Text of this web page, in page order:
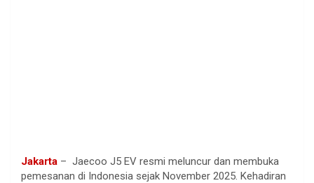
Jakarta – Jaecoo J5 EV resmi meluncur dan membuka
pemesanan di Indonesia sejak November 2025. Kehadiran